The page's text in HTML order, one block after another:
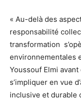
« Au-delà des
responsabilité
transformation
environnementales
Youssouf Elmi
s’impliquer en vue
inclusive et durable